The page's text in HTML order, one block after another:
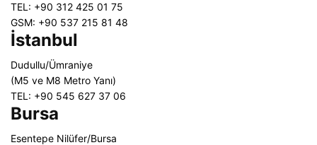
TEL: +90 312 425 01 75
GSM: +90 537 215 81 48
İstanbul
Dudullu/Ümraniye
(M5 ve M8 Metro Yanı)
TEL: +90 545 627 37 06
Bursa
Esentepe Nilüfer/Bursa